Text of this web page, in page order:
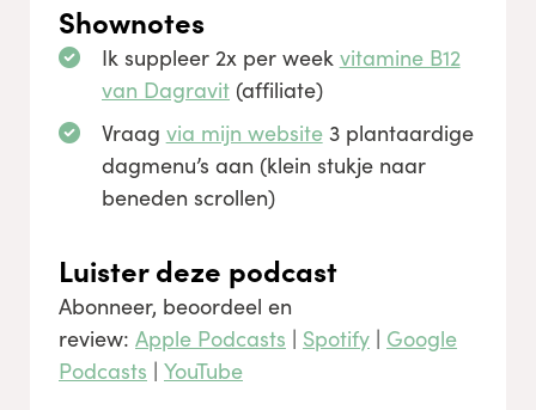
Shownotes
Ik suppleer 2x per week vitamine B12
van Dagravit (affiliate)
Vraag via mijn website3 plantaardige
dagmenu’s aan (klein stukje naar
beneden scrollen)
Luister deze podcast
Abonneer, beoordeel en
review: Apple Podcasts | Spotify | Google
Podcasts | YouTube